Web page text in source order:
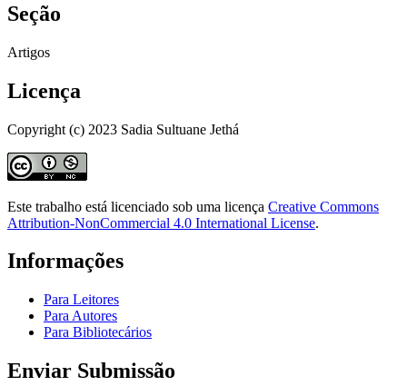
Seção
Artigos
Licença
Copyright (c) 2023 Sadia Sultuane Jethá
Este trabalho está licenciado sob uma licença Creative Commons
Attribution-NonCommercial 4.0 International License.
Informações
Para Leitores
Para Autores
Para Bibliotecários
Enviar Submissão